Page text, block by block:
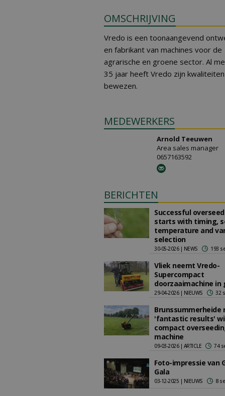
OMSCHRIJVING
Vredo is een toonaangevend
en fabrikant van machines voor de
agrarische en groene sector. Al
35 jaar heeft Vredo zijn kwaliteiten
bewezen.
MEDEWERKERS
Arnold Teeuwen
Area sales manager
0657163592
BERICHTEN
Successful
starts with timing,
temperature and
selection
30-05-2026 | NEWS 193
Vliek neemt Vredo-
Supercompact
doorzaaimachine in
29-04-2026 | NIEUWS 32
Brunssummerheide
'fantastic results'
compact
machine
09-03-2026 | ARTICLE 74
Foto-impressie van
Gala
03-12-2025 | NIEUWS 8